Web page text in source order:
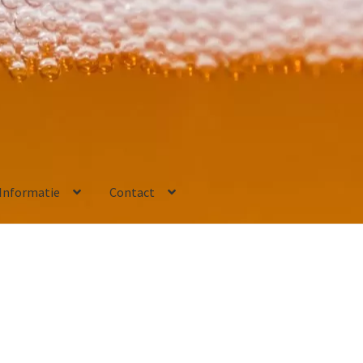
Informatie Contact